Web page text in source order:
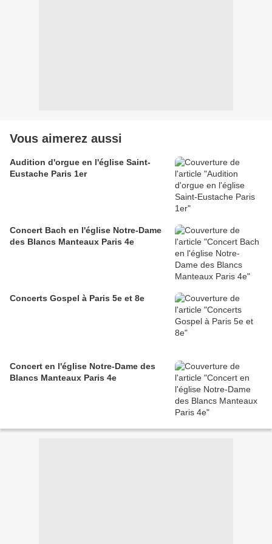
Vous aimerez aussi
Audition d'orgue en l'église Saint-
Eustache Paris 1er
Concert Bach en l'église Notre-Dame
des Blancs Manteaux Paris 4e
Concerts Gospel à Paris 5e et 8e
Concert en l'église Notre-Dame des
Blancs Manteaux Paris 4e